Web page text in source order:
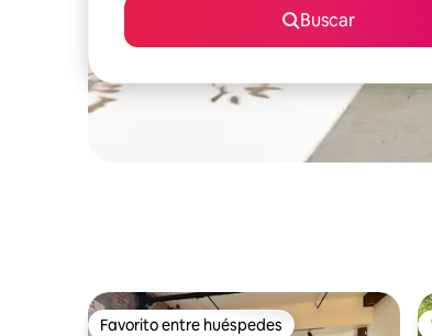
Buscar
Favorito entre huéspedes